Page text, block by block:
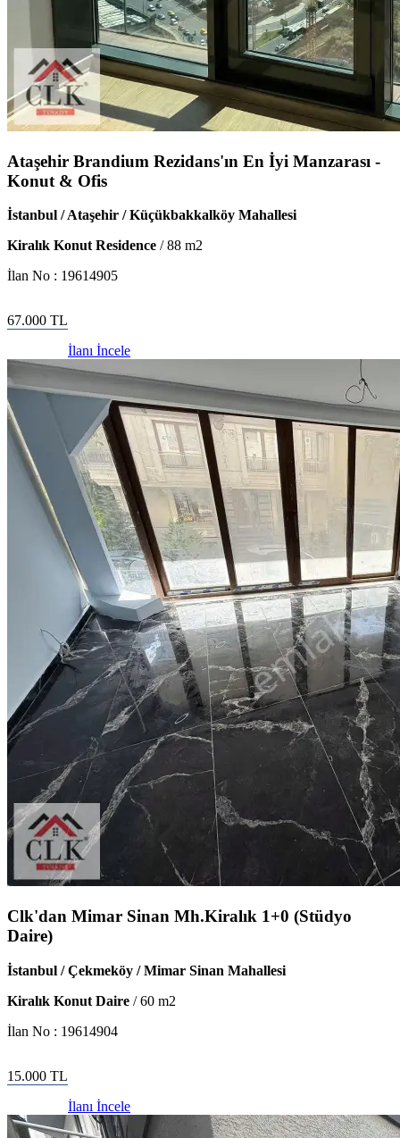
Ataşehir Brandium Rezidans'ın En İyi Manzarası -
Konut & Ofis
İstanbul / Ataşehir / Küçükbakkalköy Mahallesi
Kiralık Konut Residence /88 m2
İlan No : 19614905
67.000 TL
İlanı İncele
Clk'dan Mimar Sinan Mh.Kiralık 1+0 (Stüdyo
Daire)
İstanbul / Çekmeköy / Mimar Sinan Mahallesi
Kiralık Konut Daire /60 m2
İlan No : 19614904
15.000 TL
İlanı İncele